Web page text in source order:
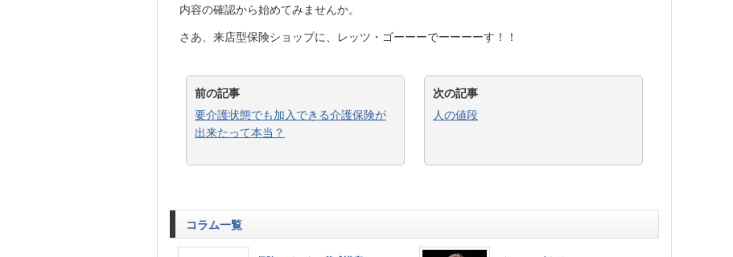
内容の確認から始めてみませんか。
さあ、来店型保険ショップに、レッツ・ゴーーーでーーーーす！！
前の記事
要介護状態でも加入できる介護保険が
出来たって本当？
次の記事
人の値段
コラム一覧